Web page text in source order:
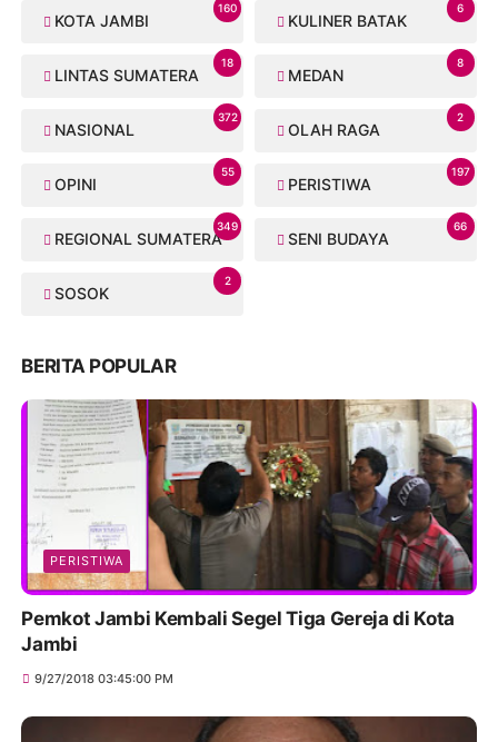
KOTA JAMBI
160
KULINER BATAK
6
LINTAS SUMATERA
18
MEDAN
8
NASIONAL
372
OLAH RAGA
2
OPINI
55
PERISTIWA
197
REGIONAL SUMATERA
349
SENI BUDAYA
66
SOSOK
2
BERITA POPULAR
PERISTIWA
Pemkot Jambi Kembali Segel Tiga Gereja di Kota
Jambi
9/27/2018 03:45:00 PM